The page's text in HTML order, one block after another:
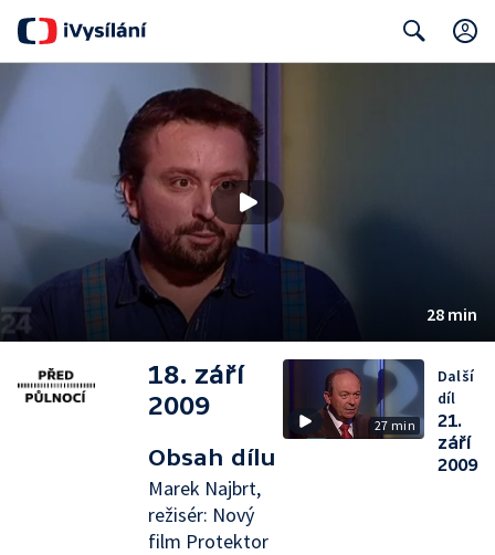
28 min
18. září
2009
Obsah dílu
Marek Najbrt,
režisér: Nový
film Protektor
27 min
Další
díl
21.
září
2009